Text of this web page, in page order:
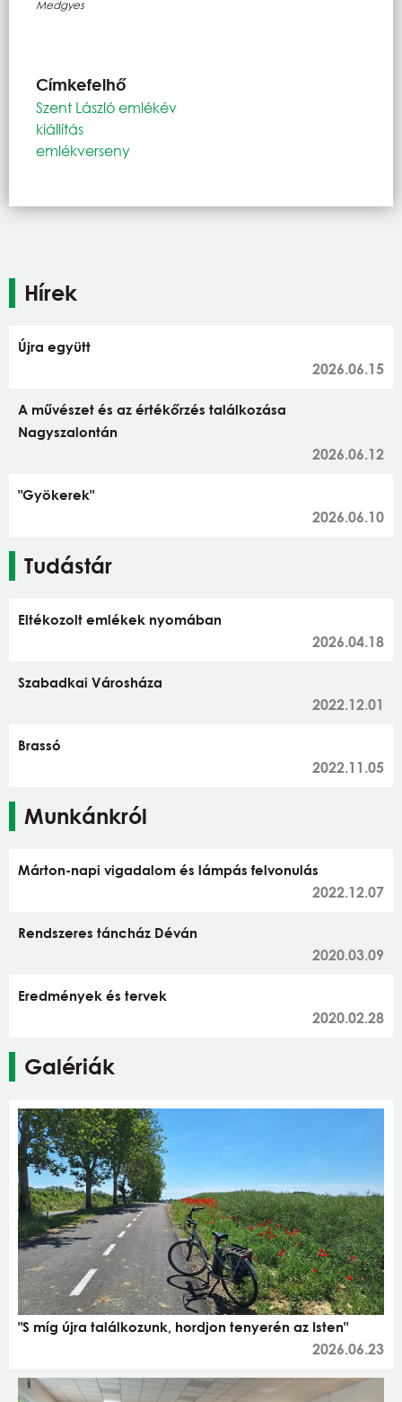
Medgyes
Címkefelhő
Szent László emlékév
kiállítás
emlékverseny
Hírek
Újra együtt
2026.06.15
A művészet és az értékőrzés találkozása
Nagyszalontán
2026.06.12
"Gyökerek"
2026.06.10
Tudástár
Eltékozolt emlékek nyomában
2026.04.18
Szabadkai Városháza
2022.12.01
Brassó
2022.11.05
Munkánkról
Márton-napi vigadalom és lámpás felvonulás
2022.12.07
Rendszeres táncház Déván
2020.03.09
Eredmények és tervek
2020.02.28
Galériák
"S míg újra találkozunk, hordjon tenyerén az Isten"
2026.06.23